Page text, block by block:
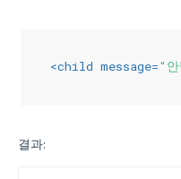
<child message="
결과: